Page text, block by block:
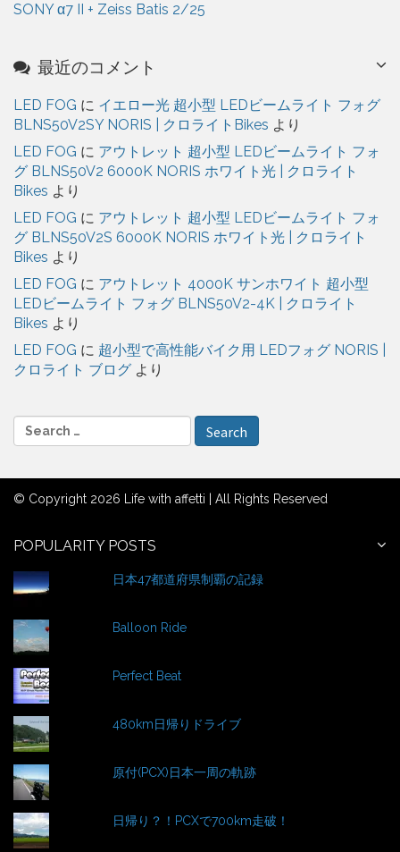
SONY α7 II + Zeiss Batis 2/25
最近のコメント
LED FOG に イエロー光 超小型 LEDビームライト フォグ
BLNS50V2SY NORIS | クロライトBikes より
LED FOG に アウトレット 超小型 LEDビームライト フォ
グ BLNS50V2 6000K NORIS ホワイト光 | クロライト
Bikes より
LED FOG に アウトレット 超小型 LEDビームライト フォ
グ BLNS50V2S 6000K NORIS ホワイト光 | クロライト
Bikes より
LED FOG に アウトレット 4000K サンホワイト 超小型
LEDビームライト フォグ BLNS50V2-4K | クロライト
Bikes より
LED FOG に 超小型で高性能バイク用 LEDフォグ NORIS |
クロライト ブログ より
S
e
r
c
f
r
© Copyright 2026 Life with affetti | All Rights Reserved
POPULARITY POSTS
日本47都道府県制覇の記録
Balloon Ride
Perfect Beat
480km日帰りドライブ
原付(PCX)日本一周の軌跡
日帰り？！PCXで700km走破！